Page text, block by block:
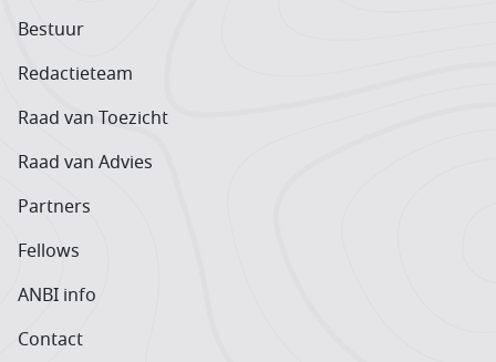
Bestuur
Redactieteam
Raad van Toezicht
Raad van Advies
Partners
Fellows
ANBI info
Contact